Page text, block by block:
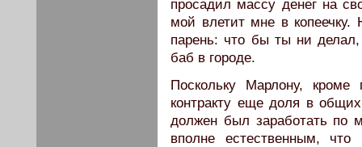
просадил массу денег на
мой влетит мне в
парень: что бы ты ни
баб в городе.
Поскольку Марлону, кроме
контракту еще доля в
должен был заработать по
вполне естественным,